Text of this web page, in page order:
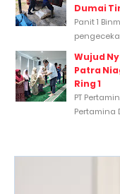
Dumai
Panit 1
Wujud
Patra
Ring 1
PT
Pertamina